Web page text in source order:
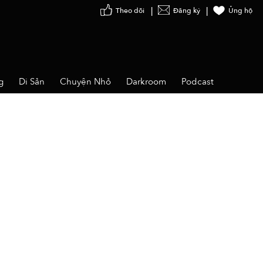
Đăng ký Ủng hộ
Di Sản Chuyện Nhỏ Darkroom Podcast